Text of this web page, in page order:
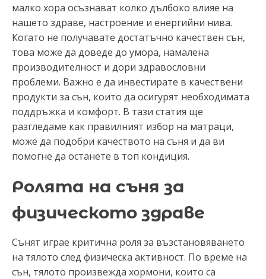
малко хора осъзнават колко дълбоко влияе на
нашето здраве, настроение и енергийни нива.
Когато не получавате достатъчно качествен сън,
това може да доведе до умора, намалена
производителност и дори здравословни
проблеми. Важно е да инвестирате в качествени
продукти за сън, които да осигурят необходимата
поддръжка и комфорт. В тази статия ще
разгледаме как правилният избор на матраци,
може да подобри качеството на съня и да ви
помогне да останете в топ кондиция.
Ролята на съня за
физическото здраве
Сънят играе критична роля за възстановяването
на тялото след физическа активност. По време на
сън, тялото произвежда хормони, които са